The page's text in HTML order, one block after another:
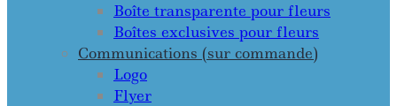
Boîte transparente pour fleurs
Boîtes exclusives pour fleurs
Communications (sur commande)
Logo
Flyer